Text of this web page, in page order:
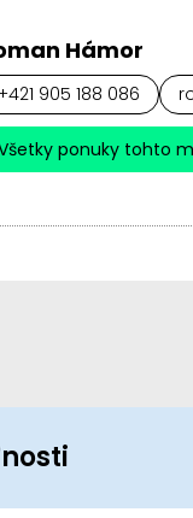
Hámor
905 188 086
ponuky tohto